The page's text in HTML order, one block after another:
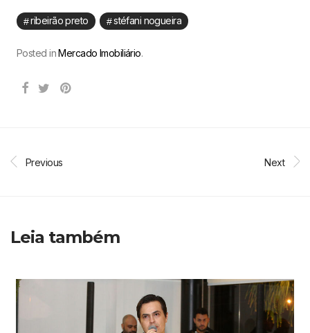
ribeirão preto stéfani nogueira
Posted in Mercado Imobiliário.
Previous Next
Leia também